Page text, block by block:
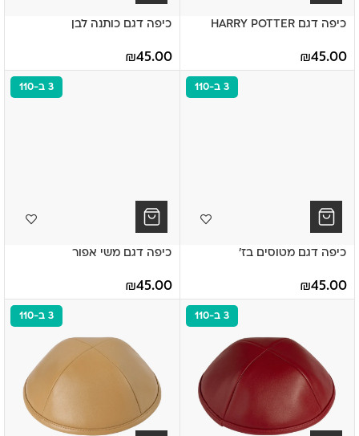
כיפה דגם HARRY POTTER
45.00
₪
כיפה דגם כותנה לבן
45.00
₪
3 ב-110
כיפה דגם מטוסים בז'
45.00
₪
3 ב-110
כיפה דגם משי אפור
45.00
₪
3 ב-110 3 ב-110